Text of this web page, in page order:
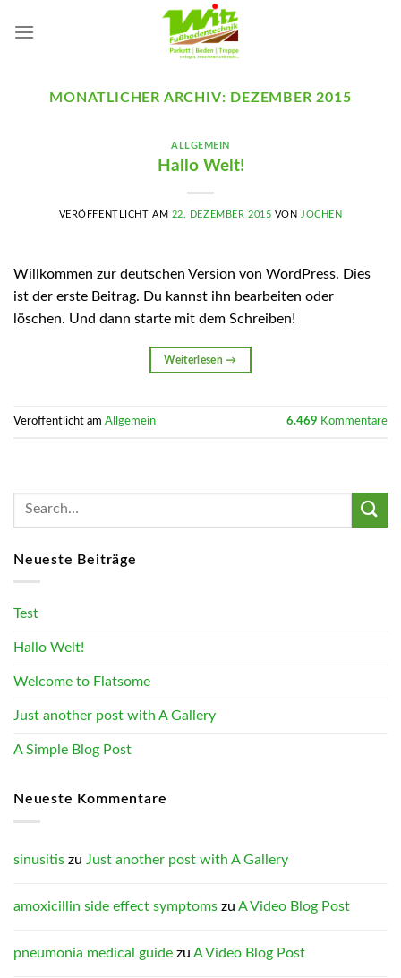
MONATLICHER ARCHIV: DEZEMBER 2015
ALLGEMEIN
Hallo Welt!
VERÖFFENTLICHT AM 22. DEZEMBER 2015 VON JOCHEN
Willkommen zur deutschen Version von WordPress. Dies
ist der erste Beitrag. Du kannst ihn bearbeiten oder
löschen. Und dann starte mit dem Schreiben!
Weiterlesen→
Veröffentlicht am Allgemein 6.469 Kommentare
Neueste Beiträge
Test
Hallo Welt!
Welcome to Flatsome
Just another post with A Gallery
A Simple Blog Post
Neueste Kommentare
sinusitis zu Just another post with A Gallery
amoxicillin side effect symptoms zu A Video Blog Post
pneumonia medical guide zu A Video Blog Post